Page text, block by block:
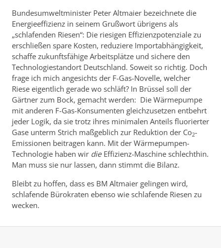
Bundesumweltminister Peter Altmaier bezeichnete die
Energieeffizienz in seinem Grußwort übrigens als
„schlafenden Riesen“: Die riesigen Effizienzpotenziale zu
erschließen spare Kosten, reduziere Importabhängigkeit,
schaffe zukunftsfähige Arbeitsplätze und sichere den
Technologiestandort Deutschland. Soweit so richtig. Doch
frage ich mich angesichts der F-Gas-Novelle, welcher
Riese eigentlich gerade wo schläft? In Brüssel soll der
Gärtner zum Bock, gemacht werden: Die Wärmepumpe
mit anderen F-Gas-Konsumenten gleichzusetzen entbehrt
jeder Logik, da sie trotz ihres minimalen Anteils fluorierter
Gase unterm Strich maßgeblich zur Reduktion der Co2-
Emissionen beitragen kann. Mit der Wärmepumpen-
Technologie haben wir die Effizienz-Maschine schlechthin.
Man muss sie nur lassen, dann stimmt die Bilanz.
Bleibt zu hoffen, dass es BM Altmaier gelingen wird,
schlafende Bürokraten ebenso wie schlafende Riesen zu
wecken.